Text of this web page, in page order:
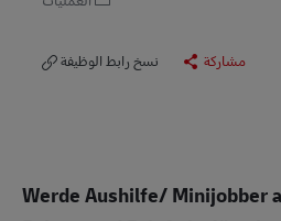
نسخ رابط الوظيفة مشاركة
Werde Aushilfe/ Minijobber